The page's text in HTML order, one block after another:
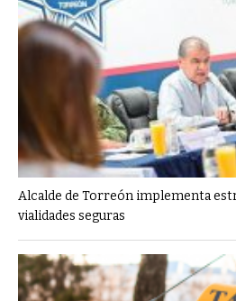
Alcalde de Torreón implementa
vialidades seguras